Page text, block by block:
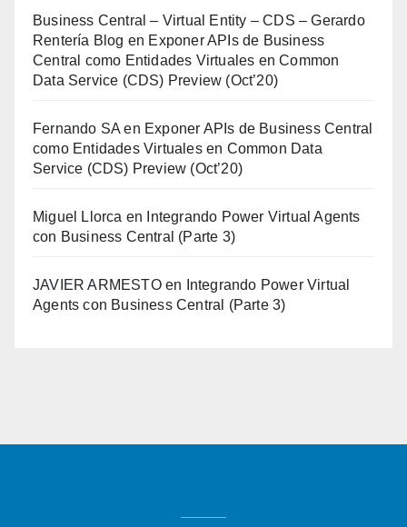
Business Central – Virtual Entity – CDS – Gerardo
Rentería Blog en Exponer APIs de Business
Central como Entidades Virtuales en Common
Data Service (CDS) Preview (Oct’20)
Fernando SA en Exponer APIs de Business Central
como Entidades Virtuales en Common Data
Service (CDS) Preview (Oct’20)
Miguel Llorca en
Integrando Power Virtual Agents
con Business Central (Parte 3)
JAVIER ARMESTOen
Integrando Power Virtual
Agents con Business Central (Parte 3)